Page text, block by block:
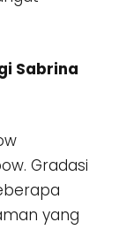
Sabrina
Gradasi
yang